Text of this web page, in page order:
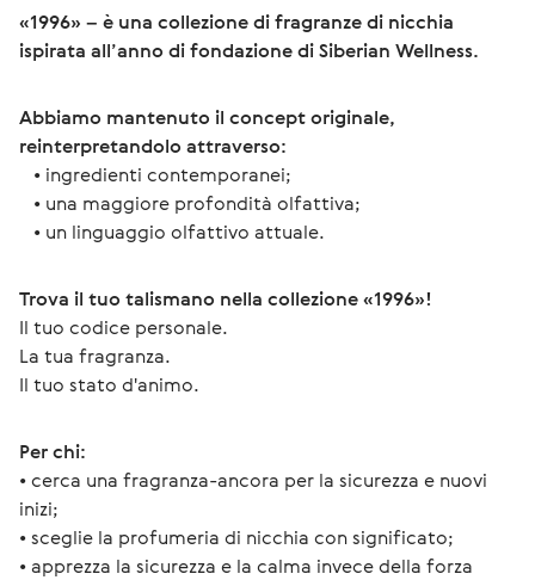
«1996» – è una collezione di fragranze di nicchia
ispirata all’anno di fondazione di Siberian Wellness.
Abbiamo mantenuto il concept originale,
reinterpretandolo attraverso:
• ingredienti contemporanei;
• una maggiore profondità olfattiva;
• un linguaggio olfattivo attuale.
Trova il tuo talismano nella collezione «1996»!
Il tuo codice personale.
La tua fragranza.
Il tuo stato d'animo.
Per chi:
• cerca una fragranza-ancora per la sicurezza e nuovi
inizi;
• sceglie la profumeria di nicchia con significato;
• apprezza la sicurezza e la calma invece della forza